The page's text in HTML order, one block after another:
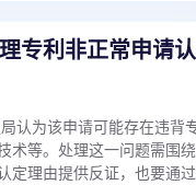
专利非正常申请
认为该申请可能存在违背
术等。处理这一问题需围
定理由提供反证，也要通